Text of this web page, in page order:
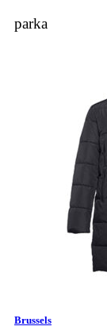
parka
Brussels